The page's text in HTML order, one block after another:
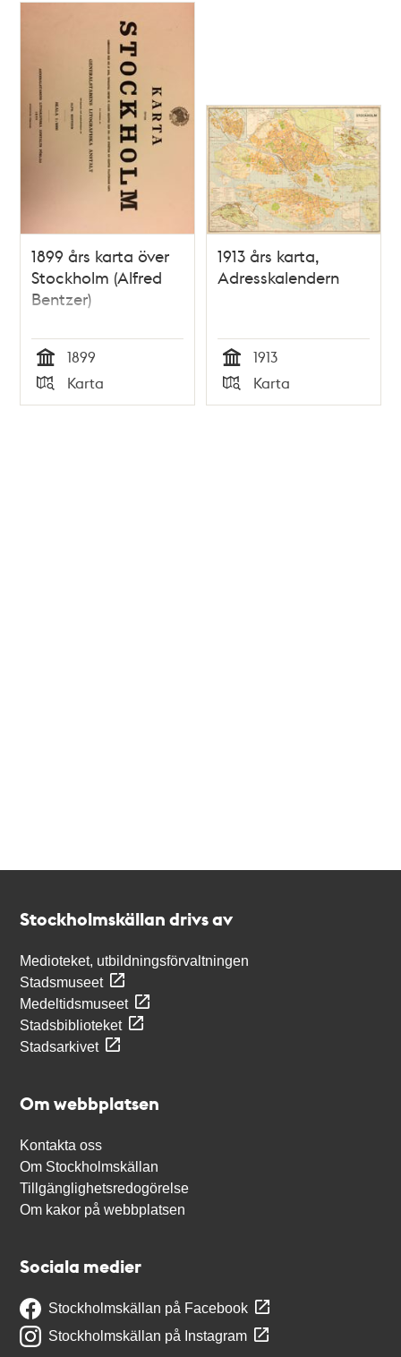
1899 års karta över
Stockholm (Alfred
Bentzer)
Tid
1899
Typ
Karta
1913 års karta,
Adresskalendern
Tid
1913
Typ
Karta
Stockholmskällan drivs av
Medioteket, utbildningsförvaltningen
Stadsmuseet
Medeltidsmuseet
Stadsbiblioteket
Stadsarkivet
Om webbplatsen
Kontakta oss
Om Stockholmskällan
Tillgänglighetsredogörelse
Om kakor på webbplatsen
Sociala medier
Stockholmskällan på Facebook
Stockholmskällan på Instagram